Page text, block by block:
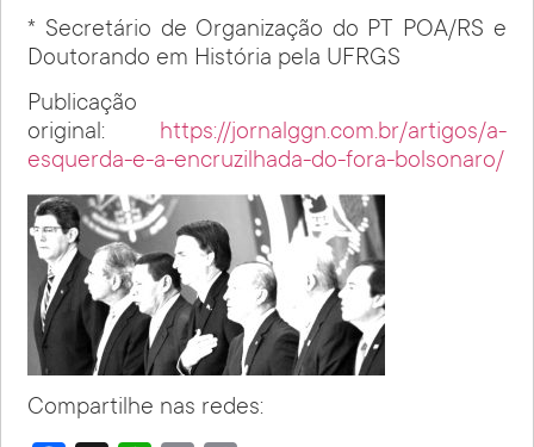
* Secretário de Organização do PT POA/RS e
Doutorando em História pela UFRGS
Publicação
original: https://jornalggn.com.br/artigos/a-
esquerda-e-a-encruzilhada-do-fora-bolsonaro/
Compartilhe nas redes: